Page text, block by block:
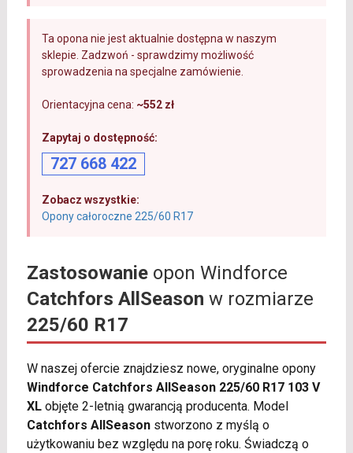
Ta opona nie jest aktualnie dostępna w naszym
sklepie. Zadzwoń - sprawdzimy możliwość
sprowadzenia na specjalne zamówienie.
Orientacyjna cena: ~552 zł
Zapytaj o dostępność:
727 668 422
Zobacz wszystkie:
Opony całoroczne 225/60 R17
Zastosowanieopon Windforce
Catchfors AllSeason w rozmiarze
225/60 R17
W naszej ofercie znajdziesz nowe, oryginalne opony
Windforce Catchfors AllSeason 225/60 R17 103 V
XLobjęte 2-letnią gwarancją producenta. Model
Catchfors AllSeasonstworzono z myślą o
użytkowaniu bez względu na porę roku. Świadczą o